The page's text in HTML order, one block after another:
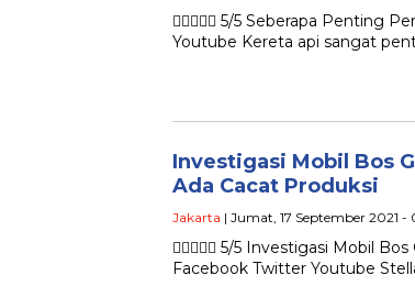
 5/5 Seberapa Penting
Youtube Kereta api sangat
Investigasi Mobil Bos
Ada Cacat Produksi
Jakarta | Jumat, 17 September 2021 -
 5/5 Investigasi Mobil
Facebook Twitter Youtube